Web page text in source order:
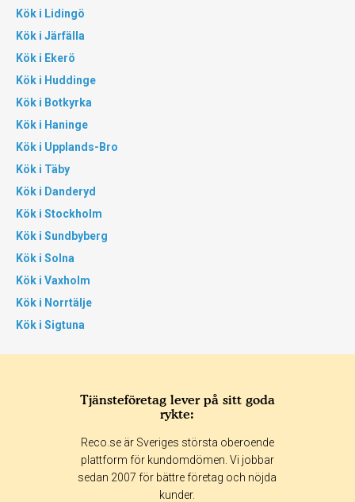
Kök i Lidingö
Kök i Järfälla
Kök i Ekerö
Kök i Huddinge
Kök i Botkyrka
Kök i Haninge
Kök i Upplands-Bro
Kök i Täby
Kök i Danderyd
Kök i Stockholm
Kök i Sundbyberg
Kök i Solna
Kök i Vaxholm
Kök i Norrtälje
Kök i Sigtuna
Tjänsteföretag lever på sitt goda
rykte:
Reco.se är Sveriges största oberoende
plattform för kundomdömen. Vi jobbar
sedan 2007 för bättre företag och nöjda
kunder.